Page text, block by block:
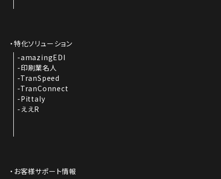
特化ソリューション
amazingEDI
印刷業名人
TranSpeed
TranConnect
Pittaly
ええR
お客様サポート情報